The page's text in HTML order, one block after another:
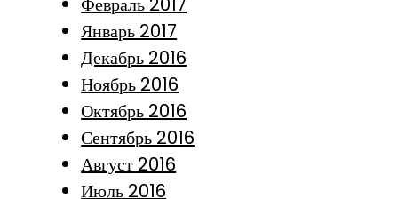
Январь 2017
Декабрь 2016
Ноябрь 2016
Октябрь 2016
Сентябрь 2016
Август 2016
Июль 2016